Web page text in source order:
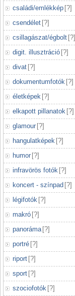
családi/emlékkép [?]
csendélet [?]
csillagászat/égbolt [?]
digit. illusztráció [?]
divat [?]
dokumentumfotók [?]
életképek [?]
elkapott pillanatok [?]
glamour [?]
hangulatképek [?]
humor [?]
infravörös fotók [?]
koncert - színpad [?]
légifotók [?]
makró [?]
panoráma [?]
portré [?]
riport [?]
sport [?]
szociofotók [?]